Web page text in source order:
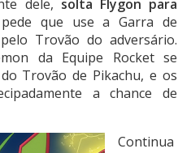
dele, solta Flygon para
que use a Garra de
Trovão do adversário.
da Equipe Rocket se
Trovão de Pikachu, e os
a chance de
Continua